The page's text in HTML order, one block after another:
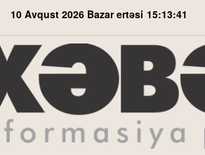
10 Avqust 2026 Bazar ertəsi 15:13:41